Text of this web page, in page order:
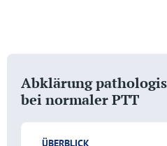
Abklärung
bei normaler PTT
ÜBERBLICK